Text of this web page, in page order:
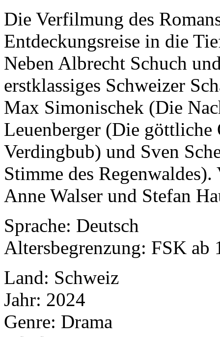
Die Verfilmung des
Entdeckungsreise in die
Neben Albrecht Schuch
erstklassiges Schweizer
Max Simonischek (Die
Leuenberger (Die
Verdingbub) und Sven
Stimme des
Anne Walser und Stefan
Sprache: Deutsch
Altersbegrenzung: FSK ab
Land: Schweiz
Jahr: 2024
Genre: Drama